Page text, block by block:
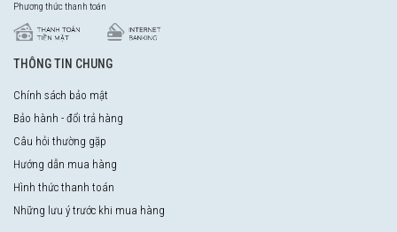
Phương thức thanh toán
THÔNG TIN CHUNG
Chính sách bảo mật
Bảo hành - đổi trả hàng
Câu hỏi thường gặp
Hướng dẫn mua hàng
Hình thức thanh toán
Những lưu ý trước khi mua hàng